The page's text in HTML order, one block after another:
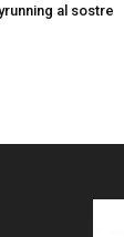
al sostre